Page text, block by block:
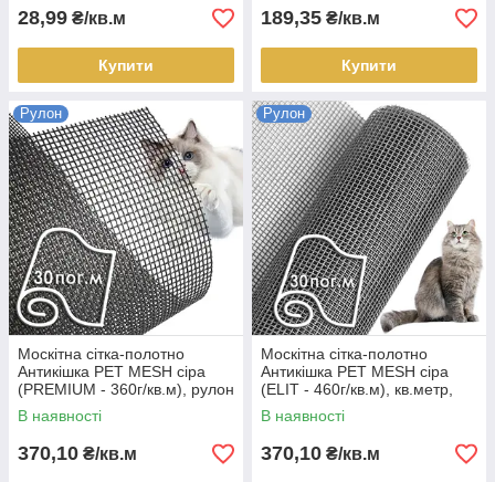
28,99 ₴/кв.м
Купити
189,35 ₴/кв.м
Купити
Рулон
Москітна сітка-полотно
Антикішка PET MESH сіра
(PREMIUM - 360г/кв.м), рулон
30 пог.м
В наявності
370,10 ₴/кв.м
Рулон
Москітна сітка-полотно
Антикішка PET MESH сіра
(ELIT - 460г/кв.м), кв.метр,
рулон 30 пог.м
В наявності
370,10 ₴/кв.м